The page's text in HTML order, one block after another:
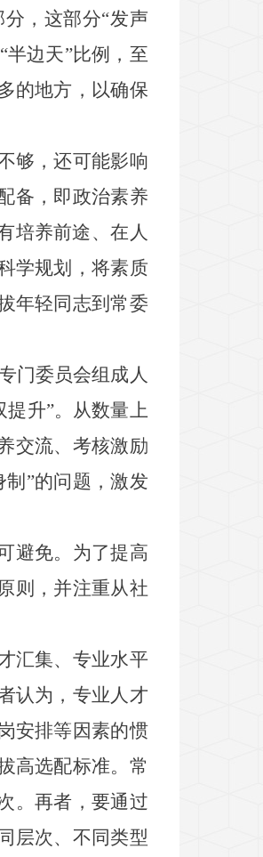
，这部分“发声
“半边天”比例，至
的地方，以确保
够，还可能影响
备，即政治素养
培养前途、在人
学规划，将素质
年轻同志到常委
门委员会组成人
提升”。从数量上
交流、考核激励
制 ”的问题，激发
避免。为了提高
则，并注重从社
汇集、专业水平
认为，专业人才
安排等因素的惯
高选配标准。常
。再者，要通过
层次、不同类型